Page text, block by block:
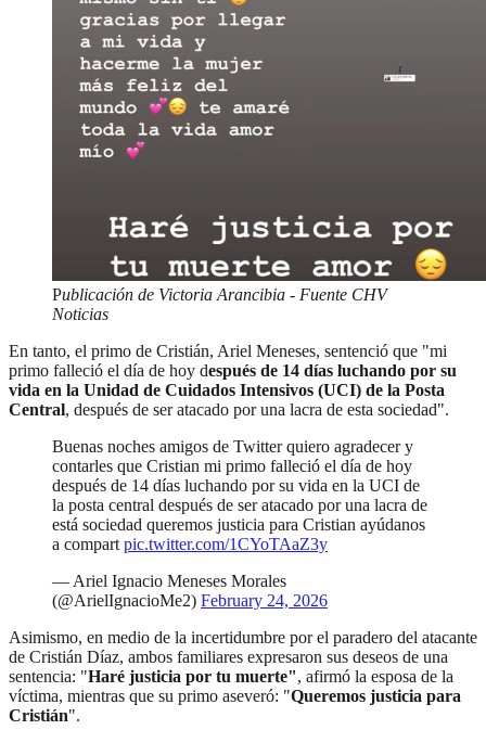
Publicación de Victoria Arancibia - Fuente CHV
Noticias
En tanto, el primo de Cristián, Ariel Meneses, sentenció que "mi
primo falleció el día de hoy después de 14 días luchando por su
vida en la Unidad de Cuidados Intensivos (UCI) de la Posta
Central, después de ser atacado por una lacra de esta sociedad".
Buenas noches amigos de Twitter quiero agradecer y
contarles que Cristian mi primo falleció el día de hoy
después de 14 días luchando por su vida en la UCI de
la posta central después de ser atacado por una lacra de
está sociedad queremos justicia para Cristian ayúdanos
a compart pic.twitter.com/1CYoTAaZ3y
— Ariel Ignacio Meneses Morales
(@ArielIgnacioMe2) February 24, 2026
Asimismo, en medio de la incertidumbre por el paradero del atacante
de Cristián Díaz, ambos familiares expresaron sus deseos de una
sentencia: "Haré justicia por tu muerte", afirmó la esposa de la
víctima, mientras que su primo aseveró: "Queremos justicia para
Cristián".